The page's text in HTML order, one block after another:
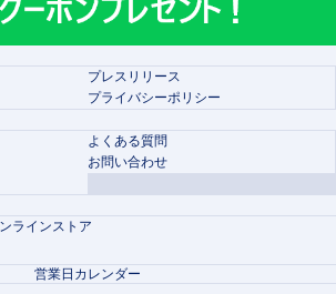
プレスリリース
プライバシーポリシー
よくある質問
お問い合わせ
ラインストア
営業日カレンダー